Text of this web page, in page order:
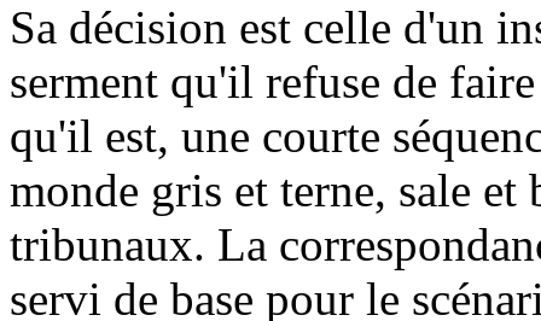
Sa décision est celle d'un
serment qu'il refuse de
qu'il est, une courte
monde gris et terne, sale et
tribunaux. La
servi de base pour le